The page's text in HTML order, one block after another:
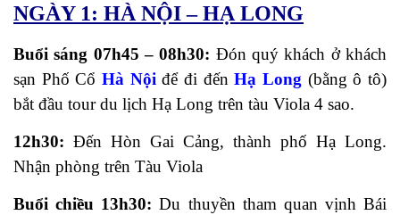
NGÀY 1: HÀ NỘI – HẠ LONG
Buổi sáng 07h45 – 08h30: Đón quý khách ở khách
sạn Phố Cổ Hà Nội để đi đếnHạ Long (bằng ô tô)
bắt đầu tour du lịch Hạ Long trên tàu Viola 4 sao.
12h30: Đến Hòn Gai Cảng, thành phố Hạ Long.
Nhận phòng trên Tàu Viola
Buổi chiều 13h30:Du thuyền tham quan vịnh Bái